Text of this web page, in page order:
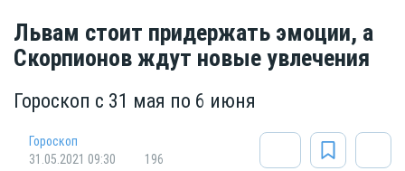
Львам стоит придержать эмоции, а
Скорпионов ждут новые увлечения
Гороскоп с 31 мая по 6 июня
Гороскоп
31.05.2021 09:30
196